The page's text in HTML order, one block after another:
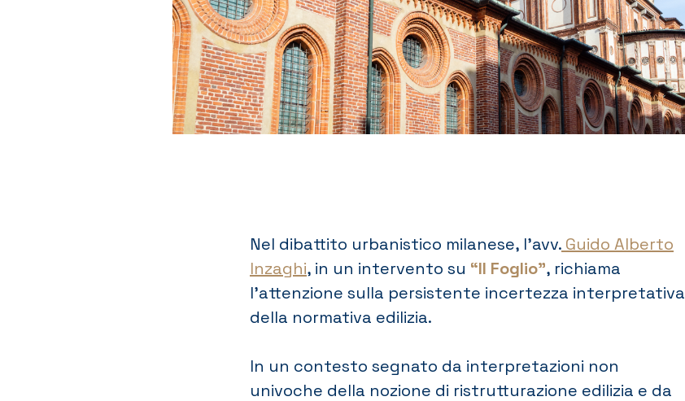
Nel dibattito urbanistico milanese, l’avv. Guido Alberto
Inzaghi, in un intervento su “Il Foglio”, richiama
l’attenzione sulla persistente incertezza interpretativa
della normativa edilizia.
In un contesto segnato da interpretazioni non
univoche della nozione di ristrutturazione edilizia e da